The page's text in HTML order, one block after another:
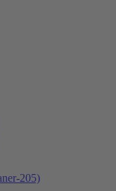
205)